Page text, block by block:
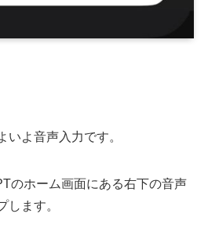
いよ音声入力です。
のホーム画面にある右下の音声
します。